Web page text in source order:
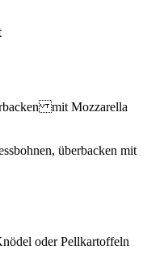
mit Mozzarella
überbacken mit
oder Pellkartoffeln